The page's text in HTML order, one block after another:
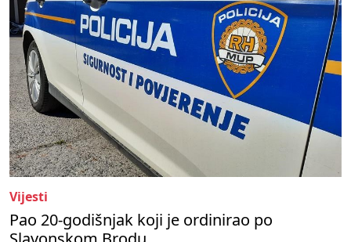
Vijesti
Pao 20-godišnjak koji je ordinirao po